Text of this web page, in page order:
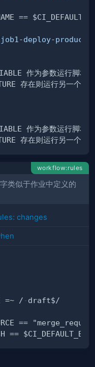
deploy-
workflow:rules
类似于作业中定义的
changes
=~ /-